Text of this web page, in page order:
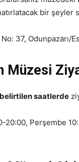
bir şeyler
37, Odunpazarı/
Müzesi
belirtilen saatlerde
20:00, Perşembe